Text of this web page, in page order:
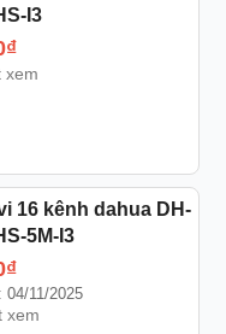
I3
₫
xem
16 kênh dahua DH-
5M-I3
₫
04/11/2025
xem